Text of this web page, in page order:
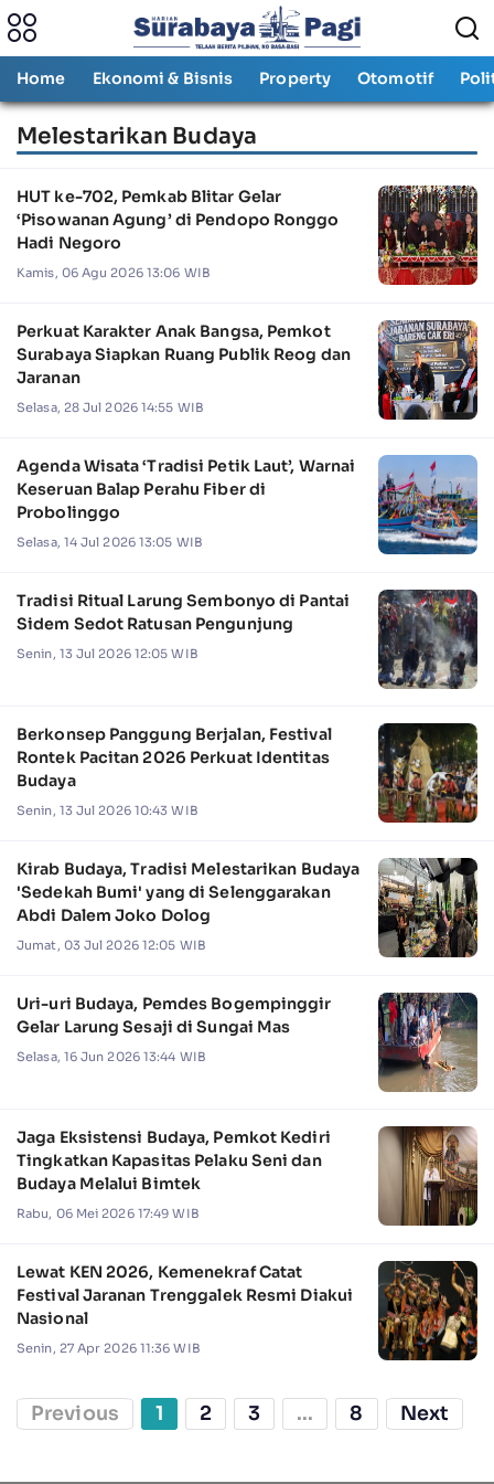
Home Ekonomi & Bisnis Property Otomotif
Melestarikan Budaya
HUT ke-702, Pemkab Blitar Gelar
‘Pisowanan Agung’ di Pendopo Ronggo
Hadi Negoro
Kamis, 06 Agu 2026 13:06 WIB
Perkuat Karakter Anak Bangsa, Pemkot
Surabaya Siapkan Ruang Publik Reog dan
Jaranan
Selasa, 28 Jul 2026 14:55 WIB
Agenda Wisata ‘Tradisi Petik Laut’, Warnai
Keseruan Balap Perahu Fiber di
Probolinggo
Selasa, 14 Jul 2026 13:05 WIB
Tradisi Ritual Larung Sembonyo di Pantai
Sidem Sedot Ratusan Pengunjung
Senin, 13 Jul 2026 12:05 WIB
Berkonsep Panggung Berjalan, Festival
Rontek Pacitan 2026 Perkuat Identitas
Budaya
Senin, 13 Jul 2026 10:43 WIB
Kirab Budaya, Tradisi Melestarikan Budaya
'Sedekah Bumi' yang di Selenggarakan
Abdi Dalem Joko Dolog
Jumat, 03 Jul 2026 12:05 WIB
Uri-uri Budaya, Pemdes Bogempinggir
Gelar Larung Sesaji di Sungai Mas
Selasa, 16 Jun 2026 13:44 WIB
Jaga Eksistensi Budaya, Pemkot Kediri
Tingkatkan Kapasitas Pelaku Seni dan
Budaya Melalui Bimtek
Rabu, 06 Mei 2026 17:49 WIB
Lewat KEN 2026, Kemenekraf Catat
Festival Jaranan Trenggalek Resmi Diakui
Nasional
Senin, 27 Apr 2026 11:36 WIB
Previous 1 2 3 ... 8 Next